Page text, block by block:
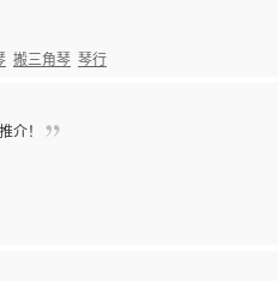
搬三角琴 琴行
介！